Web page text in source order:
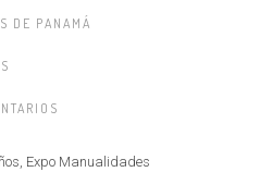
DE PANAMÁ
Expo Manualidades